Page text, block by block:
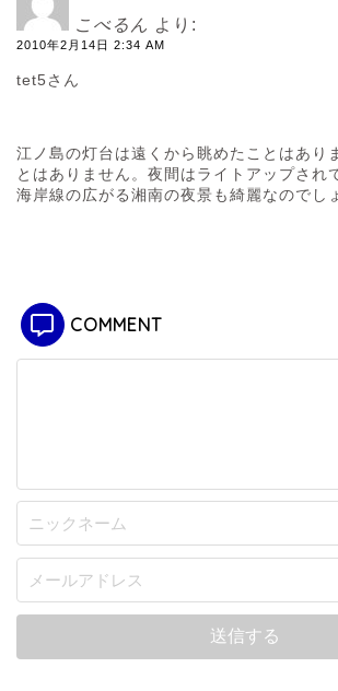
こべるん より:
2010年2月14日 2:34 AM
tet5さん
江ノ島の灯台は遠くから眺めたことはあり
とはありません。夜間はライトアップされ
海岸線の広がる湘南の夜景も綺麗なのでし
COMMENT